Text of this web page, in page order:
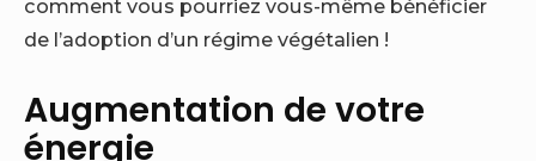
comment vous pourriez vous-même bénéficier
de l’adoption d’un régime végétalien !
Augmentation de votre
énergie